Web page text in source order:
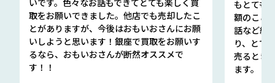
取をお願いできました。他店でも売却したこ
とがありますが、今後はおもいおさんにお願
いしようと思います！銀座で買取をお願いす
るなら、おもいおさんが断然オススメで
す！！
もとても
額のこと
話など細
り、とて
売るとき
ます。